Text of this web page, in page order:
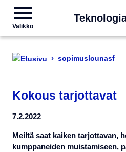
Valikko
› sopimuslounasf
Kokous tarjottavat
7.2.2022
Meiltä saat kaiken tarjottavan,
kumppaneiden muistamiseen,